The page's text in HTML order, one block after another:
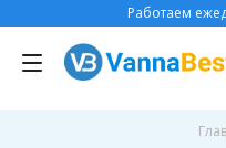
Работаем